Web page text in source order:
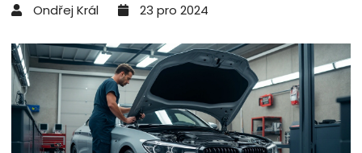
Ondřej Král 23 pro 2024